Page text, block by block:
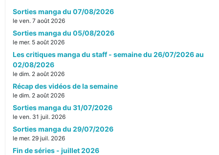
Sorties manga du 07/08/2026
le ven. 7 août 2026
Sorties manga du 05/08/2026
le mer. 5 août 2026
Les critiques manga du staff - semaine du 26/07/2026 au
02/08/2026
le dim. 2 août 2026
Récap des vidéos de la semaine
le dim. 2 août 2026
Sorties manga du 31/07/2026
le ven. 31 juil. 2026
Sorties manga du 29/07/2026
le mer. 29 juil. 2026
Fin de séries - juillet 2026